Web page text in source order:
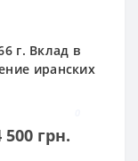
г. Вклад в
иранских
500 грн.